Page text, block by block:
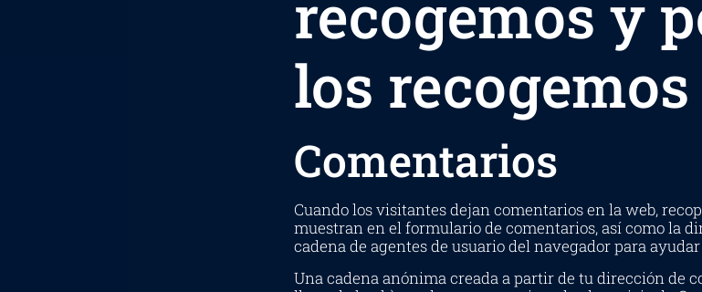
recogemos y
los recogemos
Comentarios
Cuando los visitantes dejan comentarios en la web,
muestran en el formulario de comentarios, así como la
cadena de agentes de usuario del navegador para
Una cadena anónima creada a partir de tu dirección de